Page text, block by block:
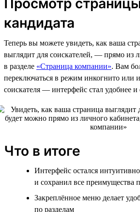
Просмотр
кандидата
Теперь вы можете увидеть, как ваша
выглядит для соискателей, — прямо из
в разделе «Страница компании». Вам
переключаться в режим инкогнито или
соискателя — интерфейс стал удобнее и
Что в итоге
Интерфейс остался
и сохранил все преимущества
Закреплённое меню делает
по разделам